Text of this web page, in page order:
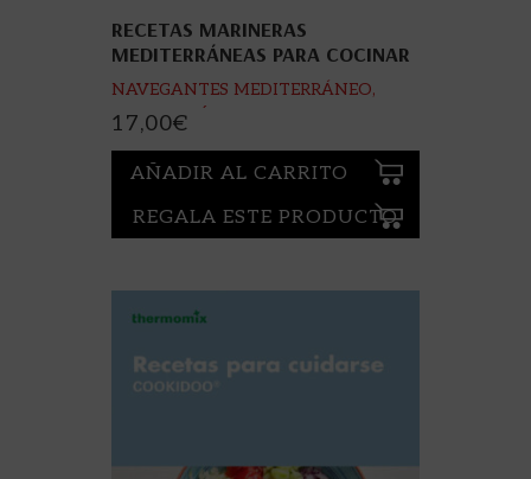
RECETAS MARINERAS
MEDITERRÁNEAS PARA COCINAR
A BORDO
NAVEGANTES MEDITERRÁNEO,
ASOCIACIÓN DE
17,00€
AÑADIR AL CARRITO
REGALA ESTE PRODUCTO